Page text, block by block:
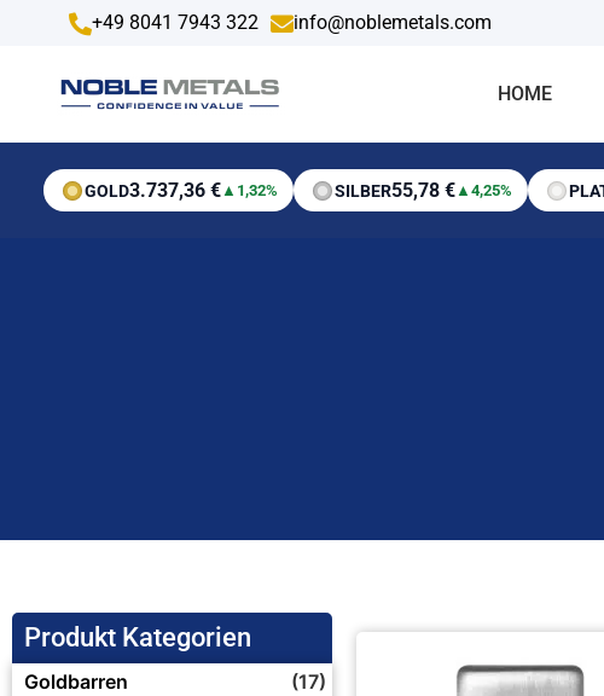
+49 8041 7943 322 info@noblemetals.com
HOME
GOLD3.737,36 €▲ 1,32% SILBER55,78 €▲ 4,25%
Produkt Kategorien
Goldbarren
(17)